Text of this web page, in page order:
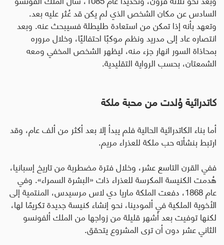
السادس عن مكان الشخص الذي لم يكن قد عُثر عليه بعد.
وتعهد بأنه إذا تمكن من استعادة طليطلة فسيبحث عنه. وبعد
انتصاره عاد إلى مدريد ونظم موكبًا احتفاليًا، وخلال مروره
بمحاذاة السور انهار جزء منه، ليظهر الشخص المخفي ومعه
الشمعتان، بحسب الرواية التقليدية.
كاتدرائية وُلدت من محبة ملكة
أما بناء الكاتدرائية الحالية فلم يبدأ إلا بعد أكثر من ألف عام، وقد
ارتبط بنشأته حب ملكة للعذراء مريم.
ففي القرن التاسع عشر، وخلال فترة مضطربة من تاريخ إسبانيا،
هُدمت الكنيسة المكرسة للعذراء ذات «البشرة السمراء». وفي
عام 1868، دفعت الملكة ماريا دي لاس مرسيدس، المنتمية إلى
الأخوية الملكية في ألمودينا، نحو إنشاء كنيسة جديدة تكريمًا لها،
لكنها توفيت بعد أشهر قليلة من زواجها من الملك ألفونسو
الثاني عشر دون أن ترى المشروع يتحقق.